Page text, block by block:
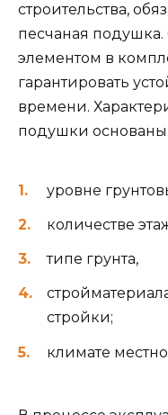
строительства,
песчаная
элементом в
гарантировать
времени.
подушки основаны
уровне
количестве
типе грунта,
стройки;
климате